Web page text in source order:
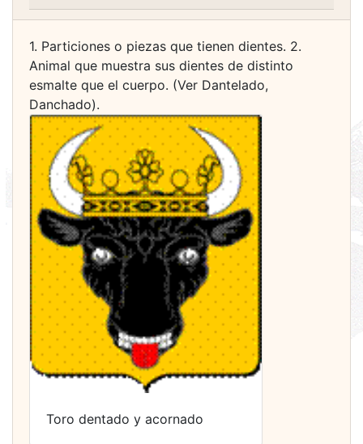
1. Particiones o piezas que tienen dientes. 2.
Animal que muestra sus dientes de distinto
esmalte que el cuerpo. (Ver Dantelado,
Danchado).
Toro dentado y acornado